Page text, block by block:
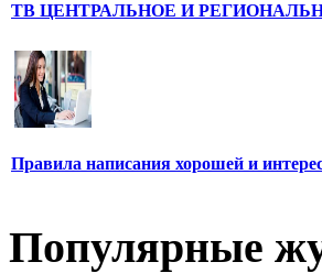
ТВ ЦЕНТРАЛЬНОЕ И
Правила написания хорошей и
Популярные